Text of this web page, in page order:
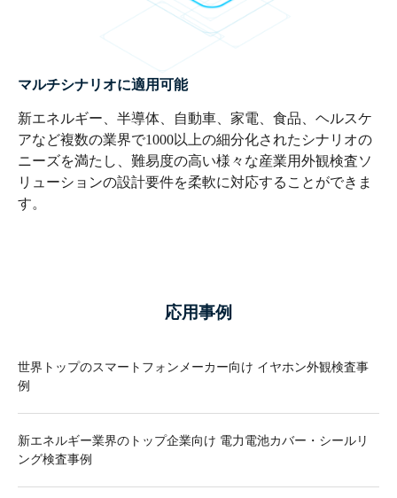
マルチシナリオに適用可能
新エネルギー、半導体、自動車、家電、食品、ヘルスケ
アなど複数の業界で1000以上の細分化されたシナリオの
ニーズを満たし、難易度の高い様々な産業用外観検査ソ
リューションの設計要件を柔軟に対応することができま
す。
応用事例
世界トップのスマートフォンメーカー向け イヤホン外観検査事
例
新エネルギー業界のトップ企業向け 電力電池カバー・シールリ
ング検査事例